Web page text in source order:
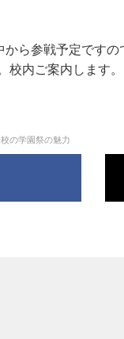
ら参戦予定ですの
校内ご案内します。
の学園祭の魅力